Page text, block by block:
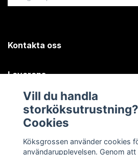
Kontakta oss
Leverans
Kundinformation
Vill du handla
Cookies
Köksgrossen använder cookies
användarupplevelsen. Genom att